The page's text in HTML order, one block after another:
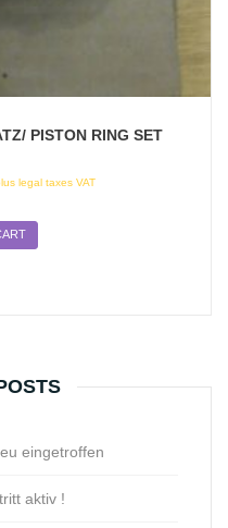
PISTON RING SET
legal taxes VAT
eingetroffen
aktiv !